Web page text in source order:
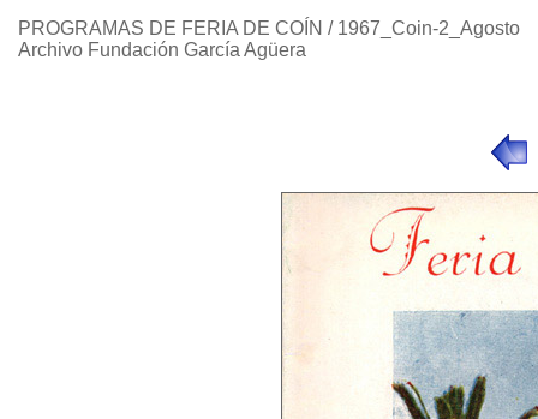
PROGRAMAS DE FERIA DE COÍN / 1967_Coin-2_Agosto
Archivo Fundación García Agüera